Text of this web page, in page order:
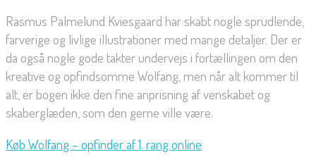
Rasmus Palmelund Kviesgaard har skabt nogle sprudlende,
farverige og livlige illustrationer med mange detaljer. Der er
da også nogle gode takter undervejs i fortællingen om den
kreative og opfindsomme Wolfang, men når alt kommer til
alt, er bogen ikke den fine anprisning af venskabet og
skaberglæden, som den gerne ville være.
Køb Wolfang – opfinder af 1. rang online